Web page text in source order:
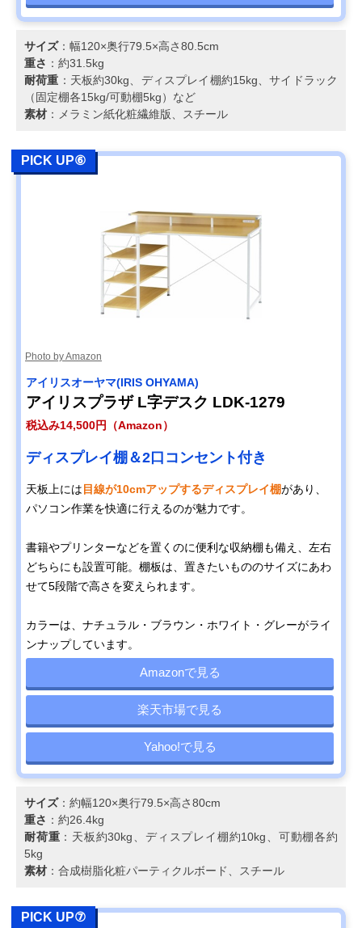
サイズ：幅120×奥行79.5×高さ80.5cm
重さ ：約31.5kg
耐荷重 ：天板約30kg、ディスプレイ棚約15kg、サイドラック
（固定棚各15kg/可動棚5kg）など
素材 ：メラミン紙化粧繊維版、スチール
PICK UP⑥
Photo by Amazon
‎アイリスオーヤマ(IRIS OHYAMA)
アイリスプラザ L字デスク LDK-1279
税込み14,500円（Amazon）
ディスプレイ棚＆2口コンセント付き
天板上には 目線が10cmアップするディスプレイ棚があり、
パソコン作業を快適に行えるのが魅力です。
書籍やプリンターなどを置くのに便利な収納棚も備え、左右
どちらにも設置可能。棚板は、置きたいもののサイズにあわ
せて5段階で高さを変えられます。
カラーは、ナチュラル・ブラウン・ホワイト・グレーがライ
ンナップしています。
Amazonで見る
楽天市場で見る
Yahoo!で見る
サイズ：約幅120×奥行79.5×高さ80cm
重さ ：約26.4kg
耐荷重 ：天板約30kg、ディスプレイ棚約10kg、可動棚各約
5kg
素材 ：合成樹脂化粧パーティクルボード、スチール
PICK UP⑦